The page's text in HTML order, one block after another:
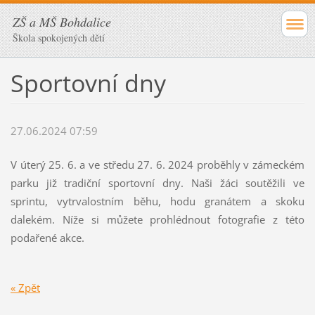
ZŠ a MŠ Bohdalice
Škola spokojených dětí
Sportovní dny
27.06.2024 07:59
V úterý 25. 6. a ve středu 27. 6. 2024 proběhly v zámeckém
parku již tradiční sportovní dny. Naši žáci soutěžili ve
sprintu, vytrvalostním běhu, hodu granátem a skoku
dalekém. Níže si můžete prohlédnout fotografie z této
podařené akce.
« Zpět